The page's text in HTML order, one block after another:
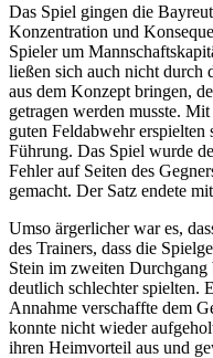
Das Spiel gingen die
Konzentration und
Spieler um
ließen sich auch nicht durch
aus dem Konzept bringen,
getragen werden musste.
guten Feldabwehr
Führung. Das Spiel wurde
Fehler auf Seiten des
gemacht. Der Satz endete
Umso ärgerlicher war es,
des Trainers, dass die
Stein im zweiten Durchgang
deutlich schlechter spielten.
Annahme verschaffte dem
konnte nicht wieder
ihren Heimvorteil aus und